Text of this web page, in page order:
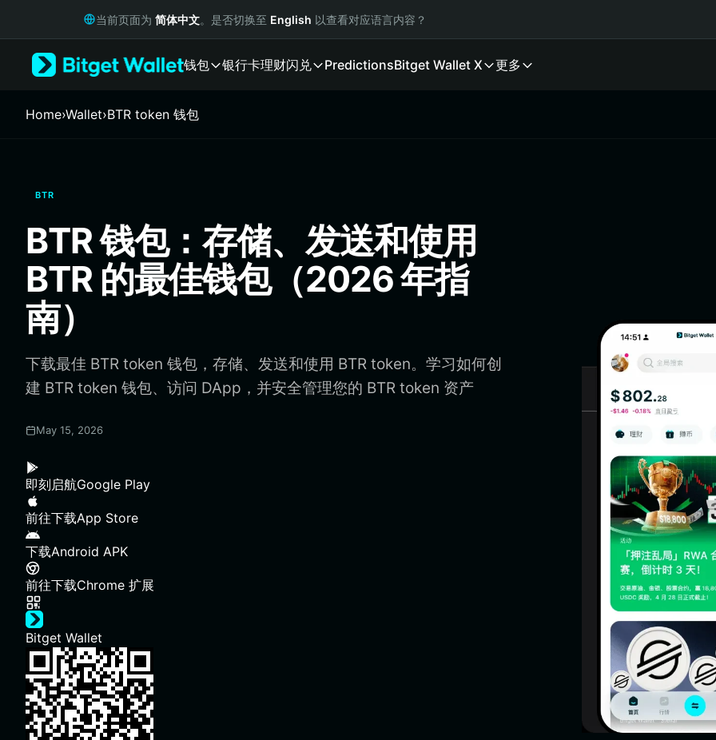
Русский
Italiano
繁體中文
Português (Portugal)
Bahasa Indonesia
ภาษาไทย
Español
Português (Brasil)
Español (Argentina)
当前页面为 简体中文。是否切换至 English 以查看对应语言内容？
钱包 银行卡理财闪兑 PredictionsBitget Wallet X 更多
Home›Wallet›BTR token 钱包
BTR
BTR 钱包：存储、发送和使用
BTR 的最佳钱包（2026 年指
南）
下载最佳 BTR token 钱包，存储、发送和使用 BTR token。学习如何创
建 BTR token 钱包、访问 DApp，并安全管理您的 BTR token 资产
May 15, 2026
即刻启航Google Play
前往下载App Store
下载Android APK
前往下载Chrome 扩展
Bitget Wallet